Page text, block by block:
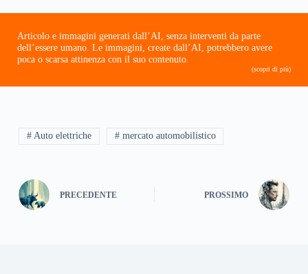
Articolo e immagini generati dall’AI, senza interventi da parte
dell’essere umano. Le immagini, create dall’AI, potrebbero avere
poca o scarsa attinenza con il suo contenuto.
(scopri di più)
# Auto elettriche # mercato automobilistico
PRECEDENTE PROSSIMO